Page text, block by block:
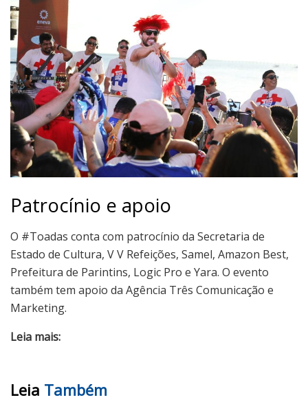
Patrocínio e apoio
O #Toadas conta com patrocínio da Secretaria de
Estado de Cultura, V V Refeições, Samel, Amazon Best,
Prefeitura de Parintins, Logic Pro e Yara. O evento
também tem apoio da Agência Três Comunicação e
Marketing.
Leia mais:
Leia Também